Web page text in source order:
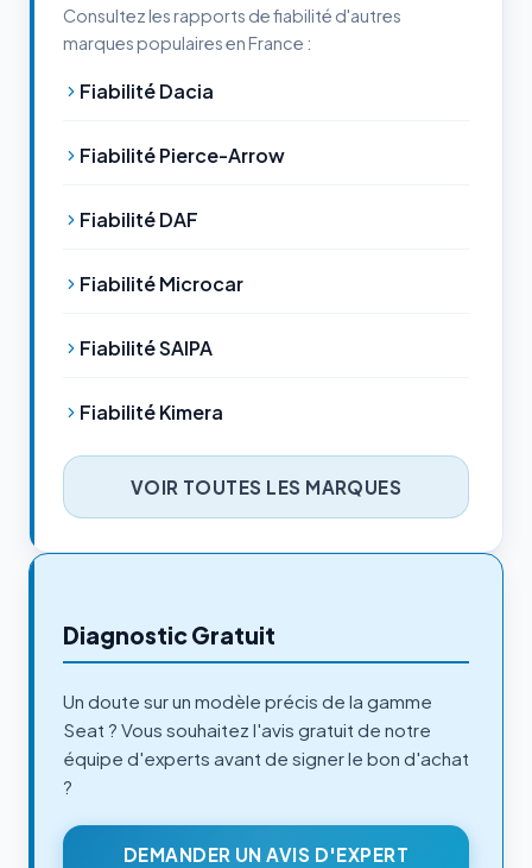
Consultez les rapports de fiabilité d'autres
marques populaires en France :
Fiabilité Dacia
Fiabilité Pierce-Arrow
Fiabilité DAF
Fiabilité Microcar
Fiabilité SAIPA
Fiabilité Kimera
VOIR TOUTES LES MARQUES
Diagnostic Gratuit
Un doute sur un modèle précis de la gamme
Seat ? Vous souhaitez l'avis gratuit de notre
équipe d'experts avant de signer le bon d'achat
?
DEMANDER UN AVIS D'EXPERT